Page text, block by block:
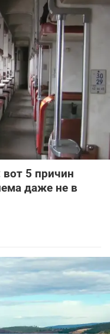
вот 5 причин
даже не в